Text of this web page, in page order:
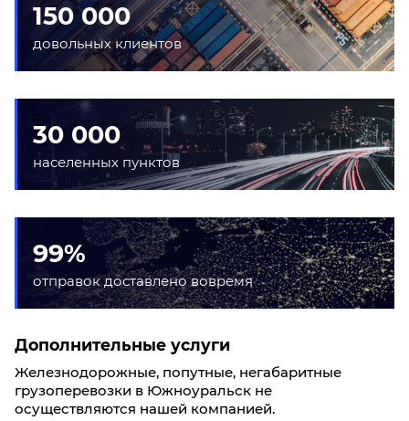
150 000
довольных клиентов
30 000
населенных пунктов
99%
отправок доставлено вовремя
Дополнительные услуги
Железнодорожные, попутные, негабаритные
грузоперевозки в Южноуральск не
осуществляются нашей компанией.